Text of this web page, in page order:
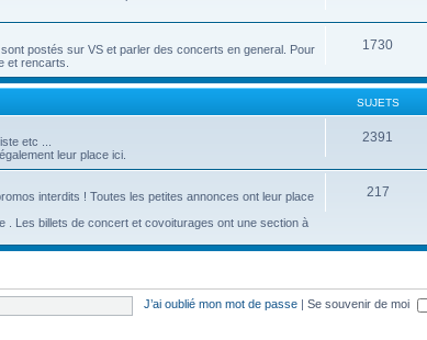
postés sur VS et parler des concerts en general. Pour
et rencarts.
1730
SUJETS
etc ...
leur place ici.
2391
interdits ! Toutes les petites annonces ont leur place
. Les billets de concert et covoiturages ont une section à
217
J’ai oublié mon mot de passe Se souvenir de moi